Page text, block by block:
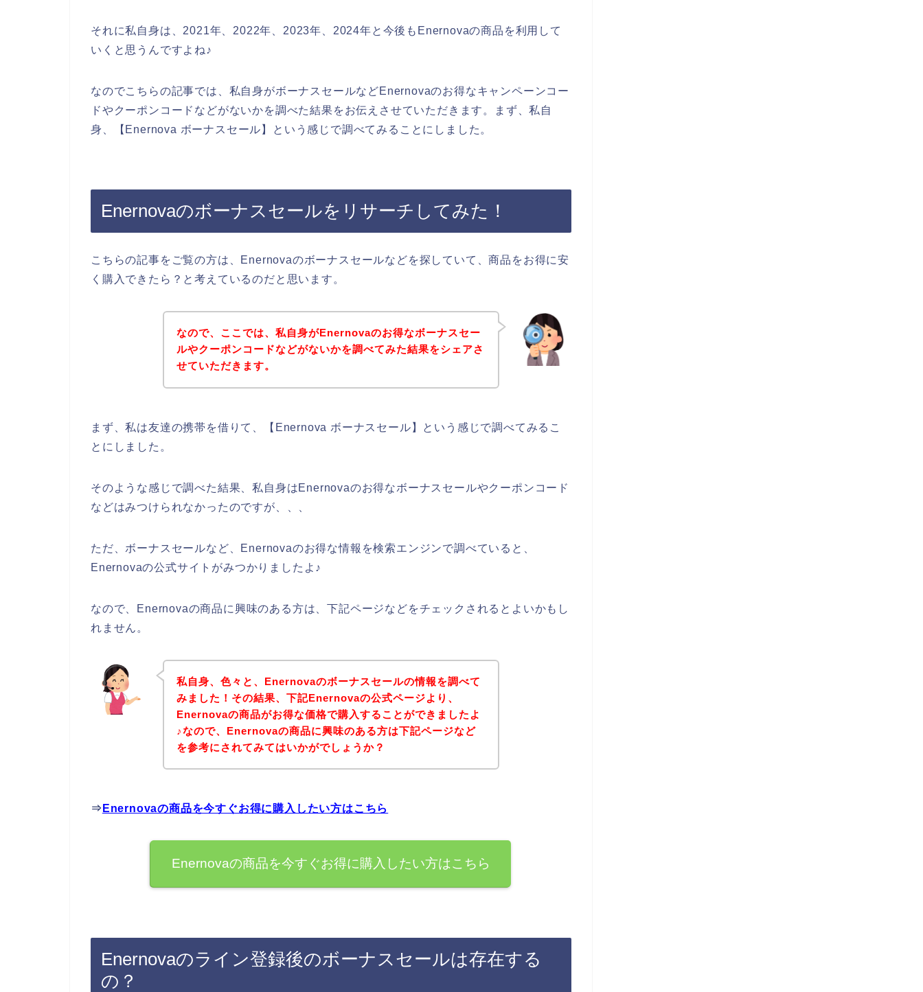
それに私自身は、2021年、2022年、2023年、2024年と今後もEnernovaの商品を利用して
いくと思うんですよね♪
なのでこちらの記事では、私自身がボーナスセールなどEnernovaのお得なキャンペーンコー
ドやクーポンコードなどがないかを調べた結果をお伝えさせていただきます。まず、私自
身、【Enernova ボーナスセール】という感じで調べてみることにしました。
Enernovaのボーナスセールをリサーチしてみた！
こちらの記事をご覧の方は、Enernovaのボーナスセールなどを探していて、商品をお得に安
く購入できたら？と考えているのだと思います。
なので、ここでは、私自身がEnernovaのお得なボーナスセー
ルやクーポンコードなどがないかを調べてみた結果をシェアさ
せていただきます。
まず、私は友達の携帯を借りて、【Enernova ボーナスセール】という感じで調べてみるこ
とにしました。
そのような感じで調べた結果、私自身はEnernovaのお得なボーナスセールやクーポンコード
などはみつけられなかったのですが、、、
ただ、ボーナスセールなど、Enernovaのお得な情報を検索エンジンで調べていると、
Enernovaの公式サイトがみつかりましたよ♪
なので、Enernovaの商品に興味のある方は、下記ページなどをチェックされるとよいかもし
れません。
私自身、色々と、Enernovaのボーナスセールの情報を調べて
みました！その結果、下記Enernovaの公式ページより、
Enernovaの商品がお得な価格で購入することができましたよ
♪なので、Enernovaの商品に興味のある方は下記ページなど
を参考にされてみてはいかがでしょうか？
⇒ Enernovaの商品を今すぐお得に購入したい方はこちら
Enernovaの商品を今すぐお得に購入したい方はこちら
Enernovaのライン登録後のボーナスセールは存在する
の？